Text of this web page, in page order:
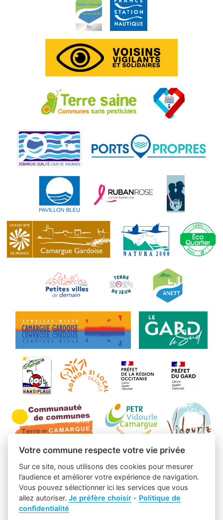
Votre commune respecte votre vie privée
Sur ce site, nous utilisons des cookies pour mesurer
l’audience et améliorer votre expérience de navigation.
Vous pouvez sélectionner ici les services que vous
allez autoriser.Je préfère choisir - Politique de
confidentialité